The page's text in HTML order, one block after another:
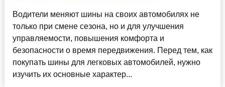
Водители меняют шины на своих автомобилях не
только при смене сезона, но и для улучшения
управляемости, повышения комфорта и
безопасности о время передвижения. Перед тем, как
покупать шины для легковых автомобилей, нужно
изучить их основные характер...